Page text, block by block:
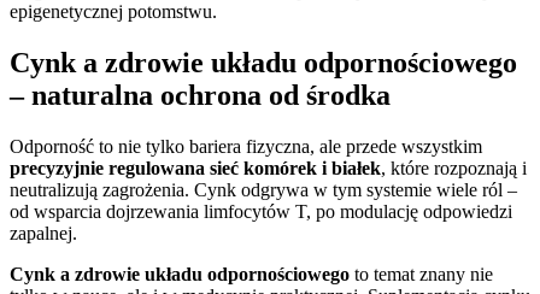
epigenetycznej potomstwu.
Cynk a zdrowie układu odpornościowego
– naturalna ochrona od środka
Odporność to nie tylko bariera fizyczna, ale przede wszystkim
precyzyjnie regulowana sieć komórek i białek, które rozpoznają i
neutralizują zagrożenia. Cynk odgrywa w tym systemie wiele ról –
od wsparcia dojrzewania limfocytów T, po modulację odpowiedzi
zapalnej.
Cynk a zdrowie układu odpornościowego to temat znany nie